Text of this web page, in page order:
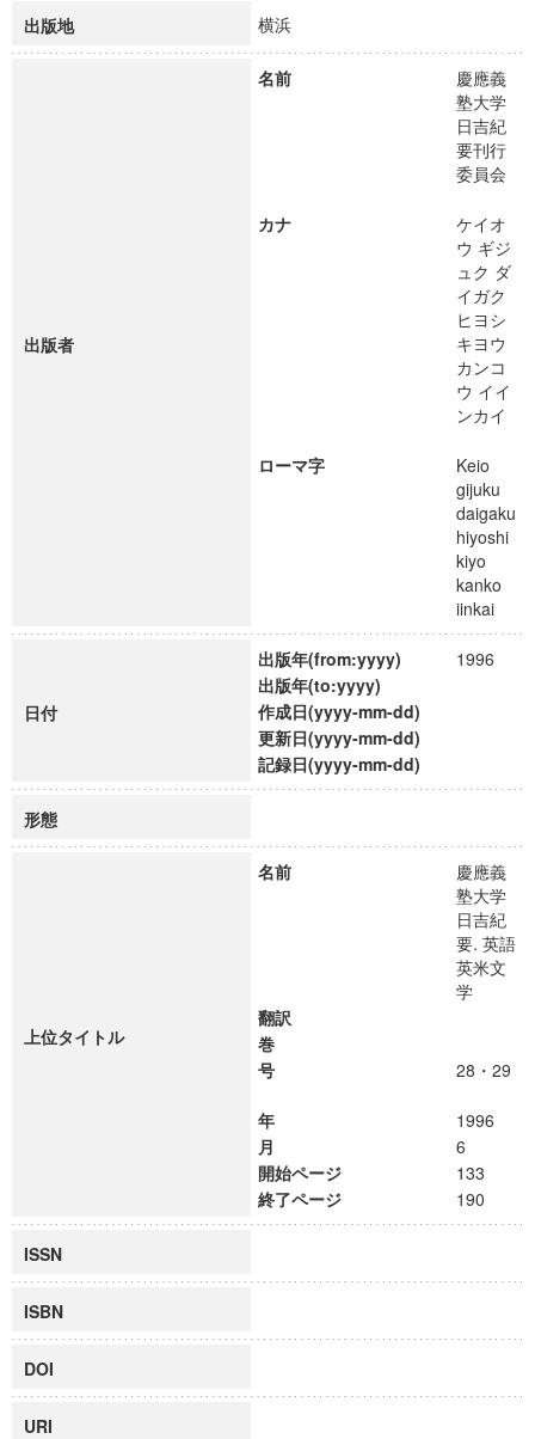
出版地 横浜
出版者
名前
慶應義
塾大学
日吉紀
要刊行
委員会
カナ
ケイオ
ウ ギジ
ュク ダ
イガク
ヒヨシ
キヨウ
カンコ
ウ イイ
ンカイ
ローマ字
Keio
gijuku
daigaku
hiyoshi
kiyo
kanko
iinkai
日付
出版年(from:yyyy)
1996
出版年(to:yyyy)
作成日(yyyy-mm-dd)
更新日(yyyy-mm-dd)
記録日(yyyy-mm-dd)
形態
上位タイトル
名前
慶應義
塾大学
日吉紀
要. 英語
英米文
学
翻訳
巻
号
28・29
年
1996
月
6
開始ページ
133
終了ページ
190
ISSN
ISBN
DOI
URI